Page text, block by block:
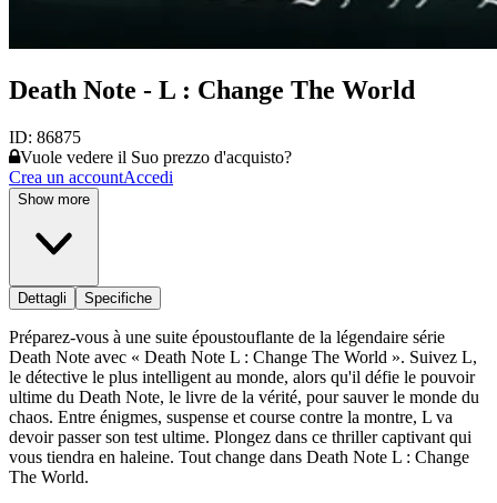
Death Note - L : Change The World
ID: 86875
Vuole vedere il Suo prezzo d'acquisto?
Crea un accountAccedi
Show more
Dettagli Specifiche
Préparez-vous à une suite époustouflante de la légendaire série
Death Note avec « Death Note L : Change The World ». Suivez L,
le détective le plus intelligent au monde, alors qu'il défie le pouvoir
ultime du Death Note, le livre de la vérité, pour sauver le monde du
chaos. Entre énigmes, suspense et course contre la montre, L va
devoir passer son test ultime. Plongez dans ce thriller captivant qui
vous tiendra en haleine. Tout change dans Death Note L : Change
The World.